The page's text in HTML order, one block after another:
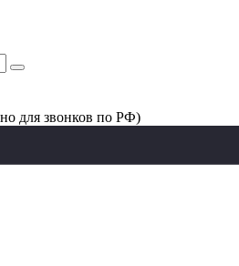
для звонков по РФ)